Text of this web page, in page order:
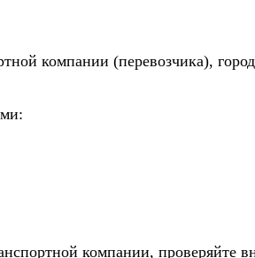
компании (перевозчика),
компании, проверяйте